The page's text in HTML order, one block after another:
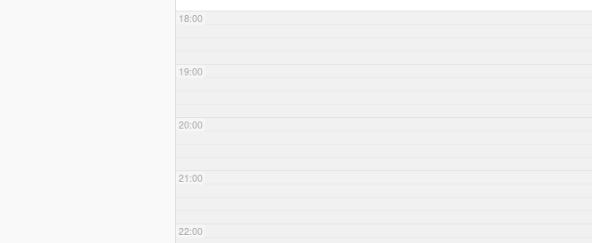
18:00
19:00
20:00
21:00
22:00